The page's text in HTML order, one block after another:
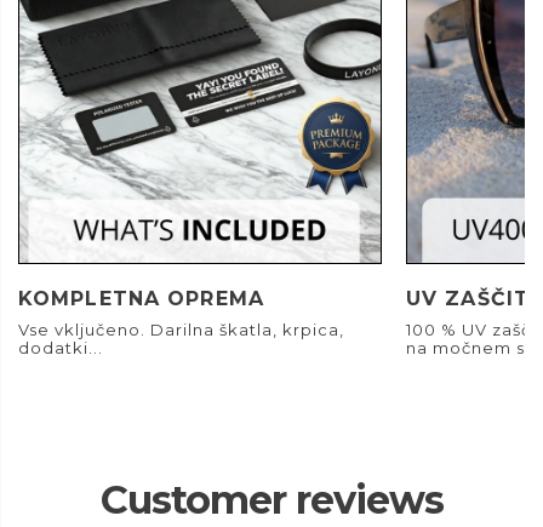
KOMPLETNA OPREMA
Vse vključeno. Darilna škatla, krpica,
dodatki...
UV
100 % UV
na močnem
Customer reviews